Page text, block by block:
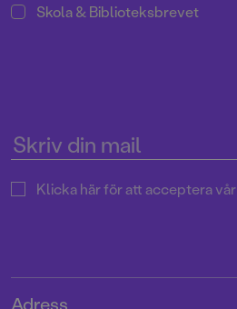
Skola & Biblioteksbrevet
Klicka här för att acceptera vår
Adress